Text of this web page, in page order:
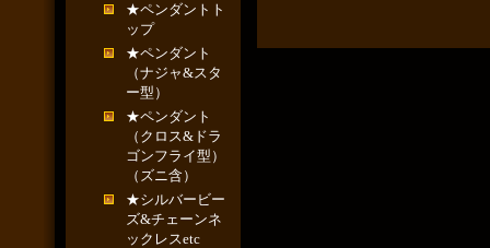
★ペンダントト
ップ
★ペンダント
（ナジャ&スタ
ー型）
★ペンダント
（クロス&ドラ
ゴンフライ型）
（ズニ含）
★シルバービー
ズ&チェーンネ
ックレスetc